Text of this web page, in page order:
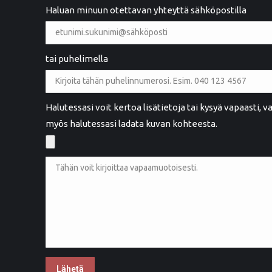
Haluan minuun otettavan yhteyttä sähköpostilla
tai puhelimella
Halutessasi voit kertoa lisätietoja tai kysyä vapaasti,
myös halutessasi ladata kuvan kohteesta.
Ystävällinen palvelu. Hyvä työnlaatu
Maarit Henttula
Rauma